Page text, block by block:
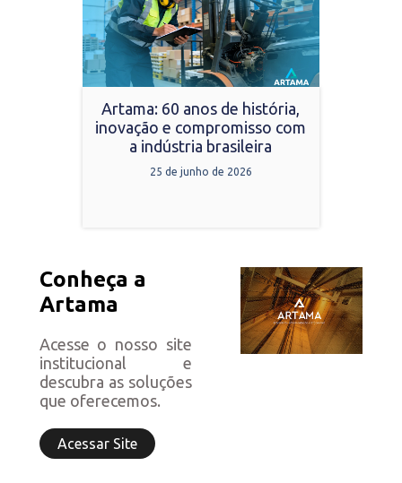
Artama: 60 anos de história,
inovação e compromisso com
a indústria brasileira
25 de junho de 2026
Conheça a
Artama
Acesse o nosso site
institucional e
descubra as soluções
que oferecemos.
Acessar Site